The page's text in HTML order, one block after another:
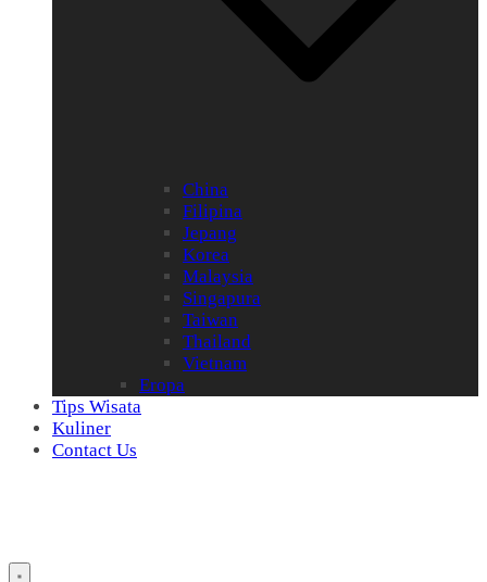
China
Filipina
Jepang
Korea
Malaysia
Singapura
Taiwan
Thailand
Vietnam
Eropa
Tips Wisata
Kuliner
Contact Us